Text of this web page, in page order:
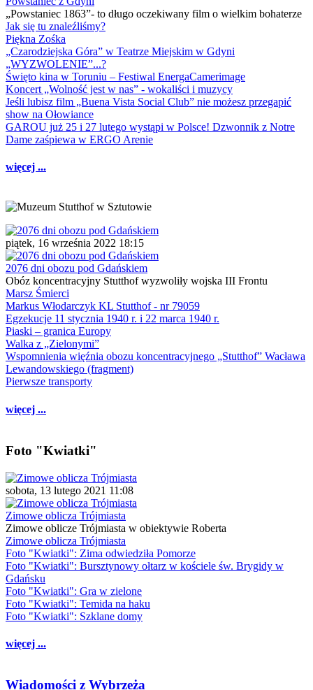
„Powstaniec 1863”- to długo oczekiwany film o wielkim bohaterze
Jak się tu znaleźliśmy?
Piękna Zośka
„Czarodziejska Góra” w Teatrze Miejskim w Gdyni
„WYZWOLENIE”...?
Święto kina w Toruniu – Festiwal EnergaCamerimage
Koncert „Wolność jest w nas” - wokaliści i muzycy
Jeśli lubisz film „Buena Vista Social Club” nie możesz przegapić
show na Ołowiance
GAROU już 25 i 27 lutego wystąpi w Polsce! Dzwonnik z Notre
Dame zaśpiewa w ERGO Arenie
więcej ...
piątek, 16 września 2022 18:15
2076 dni obozu pod Gdańskiem
Obóz koncentracyjny Stutthof wyzwoliły wojska III Frontu
Marsz Śmierci
Markus Włodarczyk KL Stutthof - nr 79059
Egzekucje 11 stycznia 1940 r. i 22 marca 1940 r.
Piaski – granica Europy
Walka z „Zielonymi”
Wspomnienia więźnia obozu koncentracyjnego „Stutthof” Wacława
Lewandowskiego (fragment)
Pierwsze transporty
więcej ...
Foto "Kwiatki"
sobota, 13 lutego 2021 11:08
Zimowe oblicza Trójmiasta
Zimowe oblicze Trójmiasta w obiektywie Roberta
Zimowe oblicza Trójmiasta
Foto "Kwiatki": Zima odwiedziła Pomorze
Foto "Kwiatki": Bursztynowy ołtarz w kościele św. Brygidy w
Gdańsku
Foto "Kwiatki": Gra w zielone
Foto "Kwiatki": Temida na haku
Foto "Kwiatki": Szklane domy
więcej ...
Wiadomości z Wybrzeża